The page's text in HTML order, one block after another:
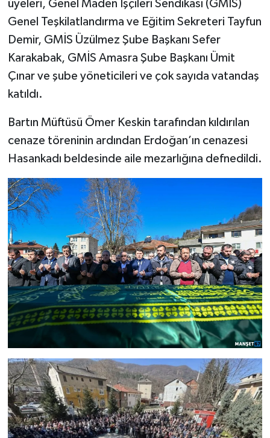
üyeleri, Genel Maden İşçileri Sendikası (GMİS)
Genel Teşkilatlandırma ve Eğitim Sekreteri Tayfun
Demir, GMİS Üzülmez Şube Başkanı Sefer
Karakabak, GMİS Amasra Şube Başkanı Ümit
Çınar ve şube yöneticileri ve çok sayıda vatandaş
katıldı.
Bartın Müftüsü Ömer Keskin tarafından kıldırılan
cenaze töreninin ardından Erdoğan’ın cenazesi
Hasankadı beldesinde aile mezarlığına defnedildi.